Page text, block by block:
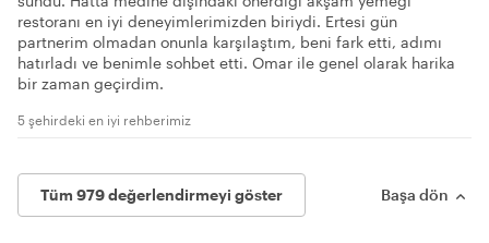
restoranı en iyi deneyimlerimizden biriydi. Ertesi gün
partnerim olmadan onunla karşılaştım, beni fark etti, adımı
hatırladı ve benimle sohbet etti. Omar ile genel olarak harika
bir zaman geçirdim.
5 şehirdeki en iyi rehberimiz
Tüm 979 değerlendirmeyi göster Başa dön